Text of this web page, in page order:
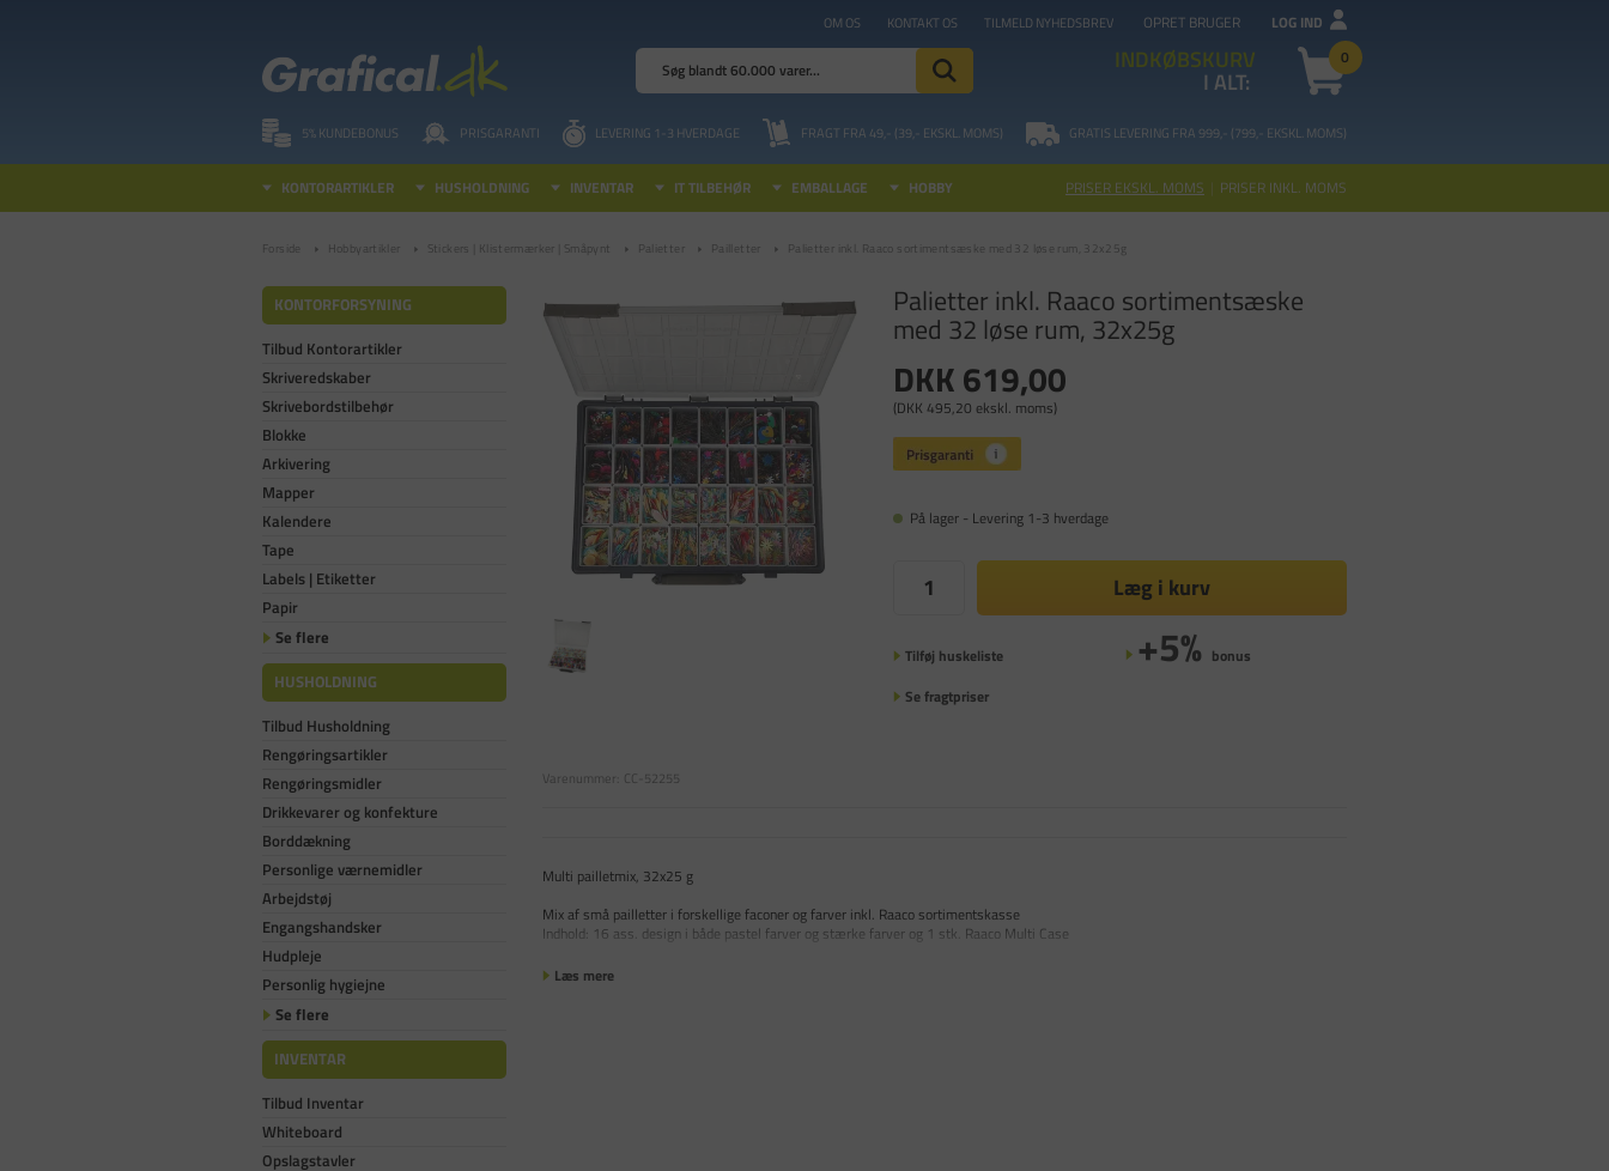
OM OS KONTAKT OS TILMELD NYHEDSBREV OPRET BRUGER LOG IND
INDKØBSKURV 0
I ALT:
5% KUNDEBONUS PRISGARANTI LEVERING 1-3 HVERDAGE FRAGT FRA 49,- (39,- EKSKL. MOMS) GRATIS LEVERING FRA 999,- (799,- EKSKL. MOMS)
KONTORARTIKLER HUSHOLDNING INVENTAR IT TILBEHØR EMBALLAGE HOBBY PRISER EKSKL. MOMS | PRISER INKL. MOMS
Forside Hobbyartikler Stickers | Klistermærker | Småpynt Palietter Pailletter Palietter inkl. Raaco sortimentsæske med 32 løse rum, 32x25g
KONTORFORSYNING
Tilbud Kontorartikler
Skriveredskaber
Skrivebordstilbehør
Blokke
Arkivering
Mapper
Kalendere
Tape
Labels | Etiketter
Papir
Se flere
HUSHOLDNING
Tilbud Husholdning
Rengøringsartikler
Rengøringsmidler
Drikkevarer og konfekture
Borddækning
Personlige værnemidler
Arbejdstøj
Engangshandsker
Hudpleje
Personlig hygiejne
Se flere
INVENTAR
Tilbud Inventar
Whiteboard
Opslagstavler
Palietter inkl. Raaco sortimentsæske
med 32 løse rum, 32x25g
DKK 619,00
(DKK 495,20 ekskl. moms)
På lager - Levering 1-3 hverdage
Læg i kurv
Tilføj huskeliste +5% bonus
Se fragtpriser
Varenummer: CC-52255
Multi pailletmix, 32x25 g
Mix af små pailletter i forskellige faconer og farver inkl. Raaco sortimentskasse
Indhold: 16 ass. design i både pastel farver og stærke farver og 1 stk. Raaco Multi Case
Læs mere